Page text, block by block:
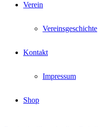
Verein
Vereinsgeschichte
Kontakt
Impressum
Shop